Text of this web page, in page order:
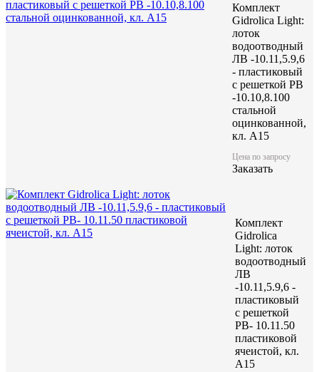
Лоток водоотводный пластиковый в комплекте с решеткой ,
Лоток водоотводный
Комплект
Gidrolica Light:
лоток
водоотводный
ЛВ -10.11,5.9,6
- пластиковый
с решеткой РВ
-10.10,8.100
стальной
оцинкованной,
кл. A15
Цена по запросу
Заказать
Комплект
Gidrolica
Light: лоток
водоотводный
ЛВ
-10.11,5.9,6 -
пластиковый
с решеткой
РВ- 10.11.50
пластиковой
ячеистой, кл.
A15